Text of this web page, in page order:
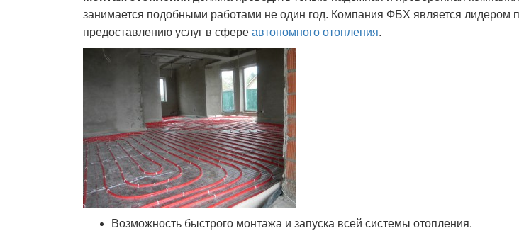
занимается подобными работами не один год. Компания ФБХ является лидером
предоставлению услуг в сфере автономного отопления.
Возможность быстрого монтажа и запуска всей системы отопления.